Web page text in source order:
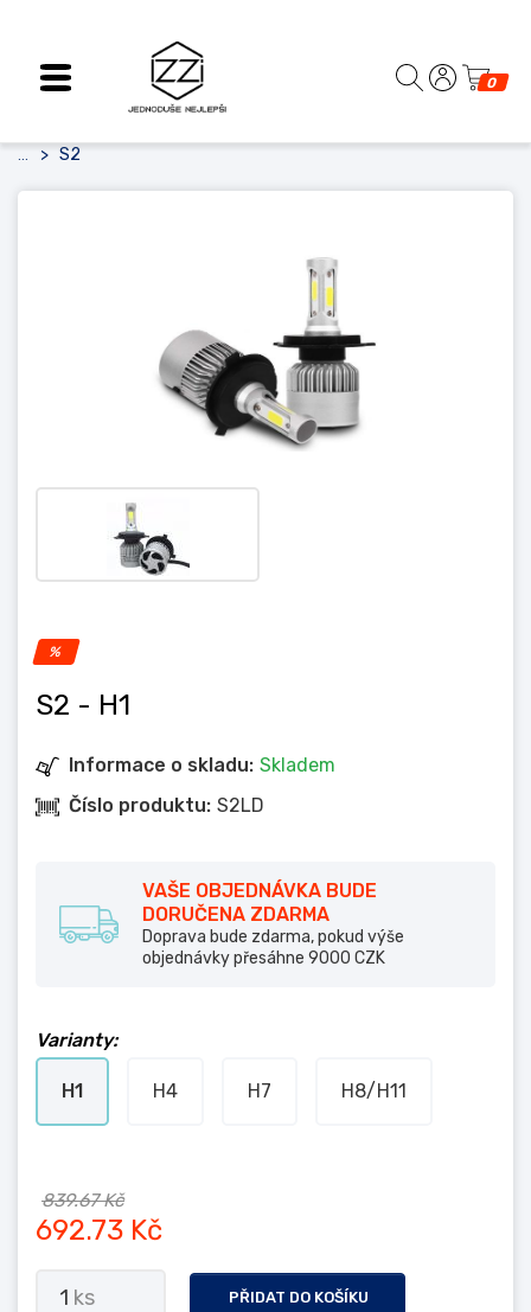
0
S2
%
S2 - H1
Informace o skladu: Skladem
Číslo produktu: S2LD
VAŠE OBJEDNÁVKA BUDE
DORUČENA ZDARMA
Doprava bude zdarma, pokud výše
objednávky přesáhne 9000 CZK
Varianty:
H1 H4 H7 H8/H11
839.67 Kč
692.73 Kč
1 ks PŘIDAT DO KOŠÍKU